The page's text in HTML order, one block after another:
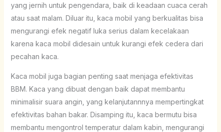
yang jernih untuk pengendara, baik di keadaan cuaca cerah
atau saat malam. Diluar itu, kaca mobil yang berkualitas bisa
mengurangi efek negatif luka serius dalam kecelakaan
karena kaca mobil didesain untuk kurangi efek cedera dari
pecahan kaca.
Kaca mobil juga bagian penting saat menjaga efektivitas
BBM. Kaca yang dibuat dengan baik dapat membantu
minimalisir suara angin, yang kelanjutannnya mempertingkat
efektivitas bahan bakar. Disamping itu, kaca bermutu bisa
membantu mengontrol temperatur dalam kabin, mengurangi